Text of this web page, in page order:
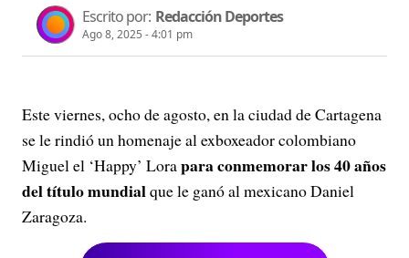
Escrito por: Redacción Deportes
Ago 8, 2025 - 4:01 pm
Este viernes, ocho de agosto, en la ciudad de Cartagena
se le rindió un homenaje al exboxeador colombiano
Miguel el ‘Happy’ Lorapara conmemorar los 40 años
del título mundialque le ganó al mexicano Daniel
Zaragoza.